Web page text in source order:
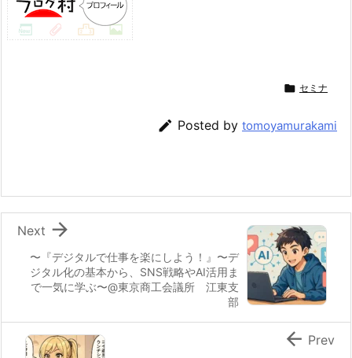
 セミナ
 Posted by tomoyamurakami
〜『デジタルで仕事を楽にしよう！』〜デ
ジタル化の基本から、SNS戦略やAI活用ま
で一気に学ぶ〜@東京商工会議所 江東支
部

Next
 Prev